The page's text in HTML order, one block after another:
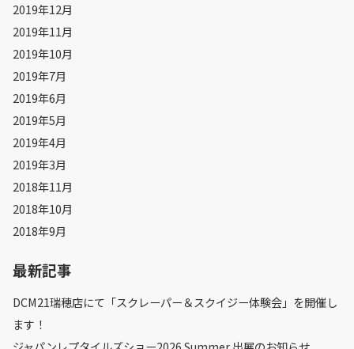
2019年12月
2019年11月
2019年10月
2019年7月
2019年6月
2019年5月
2019年4月
2019年3月
2018年11月
2018年10月
2018年9月
最新記事
DCM21瑞穂店にて「スクレーパー＆スクイジー体験会」を開催し
ます！